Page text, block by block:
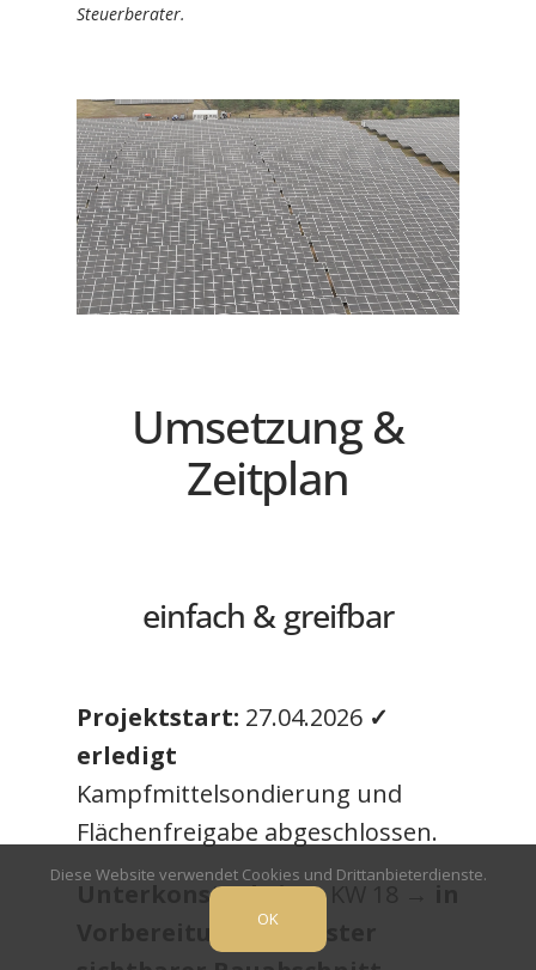
Steuerberater.
Umsetzung &
Zeitplan
einfach & greifbar
Projektstart: 27.04.2026 ✓
erledigt
Kampfmittelsondierung und
Flächenfreigabe abgeschlossen.
Unterkonstruktion:KW 18
Vorbereitung / nächster
Diese Website verwendet Cookies und Drittanbieterdienste.
OK